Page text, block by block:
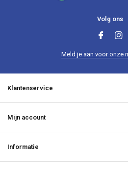
Volg ons
Meld je aan voor onze
Klantenservice
Mijn account
Informatie